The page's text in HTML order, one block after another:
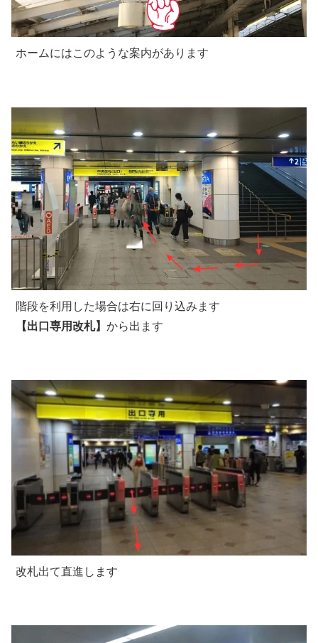
ホームにはこのような案内があります
階段を利用した場合は右に回り込みます
【出口専用改札】 から出ます
改札出て直進します